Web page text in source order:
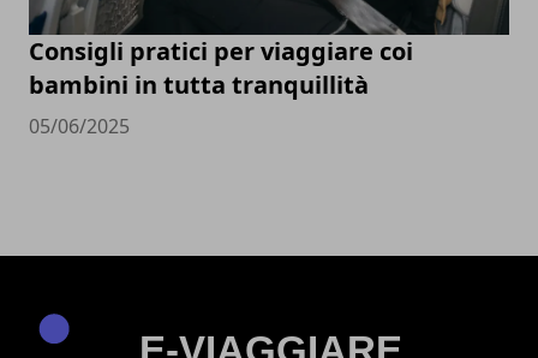
Consigli pratici per viaggiare coi
bambini in tutta tranquillità
05/06/2025